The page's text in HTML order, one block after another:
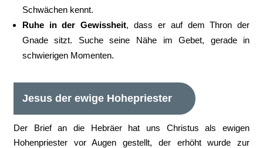
Schwächen kennt.
Ruhe in der Gewissheit, dass er auf dem Thron der
Gnade sitzt. Suche seine Nähe im Gebet, gerade in
schwierigen Momenten.
Jesus der ewige Hohepriester
Der Brief an die Hebräer hat uns Christus als ewigen
Hohenpriester vor Augen gestellt, der erhöht wurde zur